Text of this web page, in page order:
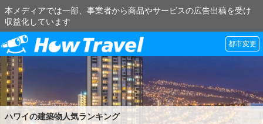
本メディアでは一部、事業者から商品やサービスの広告出稿を受け
収益化しています
都市変更
ハワイの建築物人気ランキング